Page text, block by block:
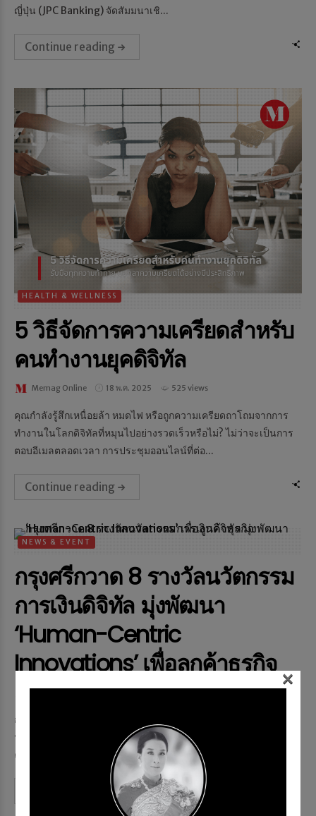
ญี่ปุ่น (JPC Banking) จัดสัมมนาเชิ...
Continue reading
HEALTH & WELLNESS
5 วิธีจัดการความเครียดสำหรับ
คนทำงานยุคดิจิทัล
Memag Online 18 พ.ค. 2025 525 views
คุณกำลังรู้สึกเหนื่อยล้า หมดไฟ หรือถูกความเครียดถาโถมจากการ
ทำงานในโลกดิจิทัลที่หมุนไปอย่างรวดเร็วหรือไม่? ไม่ว่าจะเป็นการ
ตอบอีเมลตลอดเวลา การประชุมออนไลน์ที่ต่อ...
Continue reading
NEWS & EVENT
กรุงศรีกวาด 8 รางวัลนวัตกรรม
การเงินดิจิทัล มุ่งพัฒนา
‘Human-Centric
Innovations’ เพื่อลูกค้าธุรกิจ
Memag Online 22 ม.ค. 2025 468 views
กรุงศรี (ธนาคารกรุงศรีอยุธยา จำกัด (มหาชน)) มุ่งมั่นในการนำ
นวัตกรรมดิจิทัลพัฒนา ‘Human-Centric Innovations’ เพื่อเพิ่มขีด
ความสามารถในการเข้าใจถึงความต้องการที่แ...
Continue reading
×